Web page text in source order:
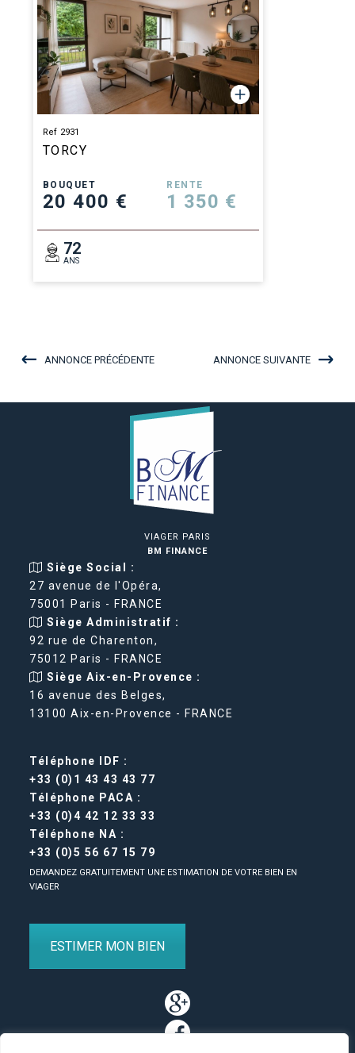
Ref 2931
TORCY
BOUQUET
20 400 €
RENTE
1 350 €
72
ANS
ANNONCE PRÉCÉDENTE ANNONCE SUIVANTE
VIAGER PARIS
BM FINANCE
Siège Social :
27 avenue de l'Opéra,
75001 Paris - FRANCE
Siège Administratif :
92 rue de Charenton,
75012 Paris - FRANCE
Siège Aix-en-Provence :
16 avenue des Belges,
13100 Aix-en-Provence - FRANCE
Téléphone IDF :
+33 (0)1 43 43 43 77
Téléphone PACA :
+33 (0)4 42 12 33 33
Téléphone NA :
+33 (0)5 56 67 15 79
DEMANDEZ GRATUITEMENT UNE ESTIMATION DE VOTRE BIEN EN
VIAGER
ESTIMER MON BIEN